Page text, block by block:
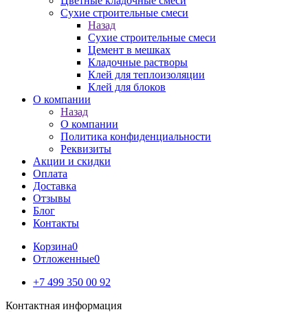
Сухие строительные смеси
Назад
Сухие строительные смеси
Цемент в мешках
Кладочные растворы
Клей для теплоизоляции
Клей для блоков
О компании
Назад
О компании
Политика конфиденциальности
Реквизиты
Акции и скидки
Оплата
Доставка
Отзывы
Блог
Контакты
Корзина0
Отложенные0
+7 499 350 00 92
Контактная информация